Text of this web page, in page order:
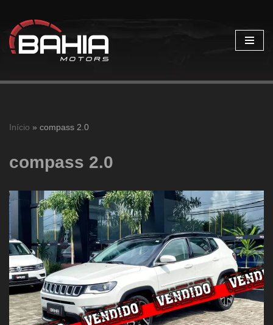
Pular
para
Início » compass 2.0
compass 2.0